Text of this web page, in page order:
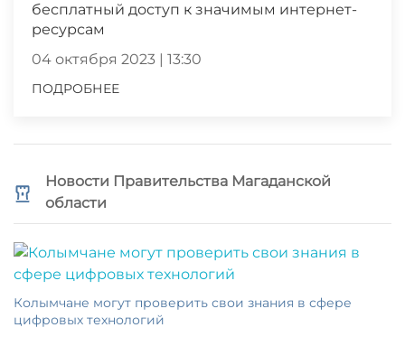
бесплатный доступ к значимым интернет-
ресурсам
04 октября 2023 | 13:30
ПОДРОБНЕЕ
Новости Правительства Магаданской
области
Колымчане могут проверить свои знания в сфере
цифровых технологий